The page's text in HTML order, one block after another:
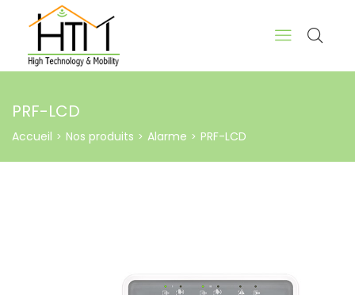
PRF-LCD
Accueil > Nos produits > Alarme > PRF-LCD